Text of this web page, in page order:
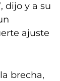
dijo y a su
ajuste
brecha,